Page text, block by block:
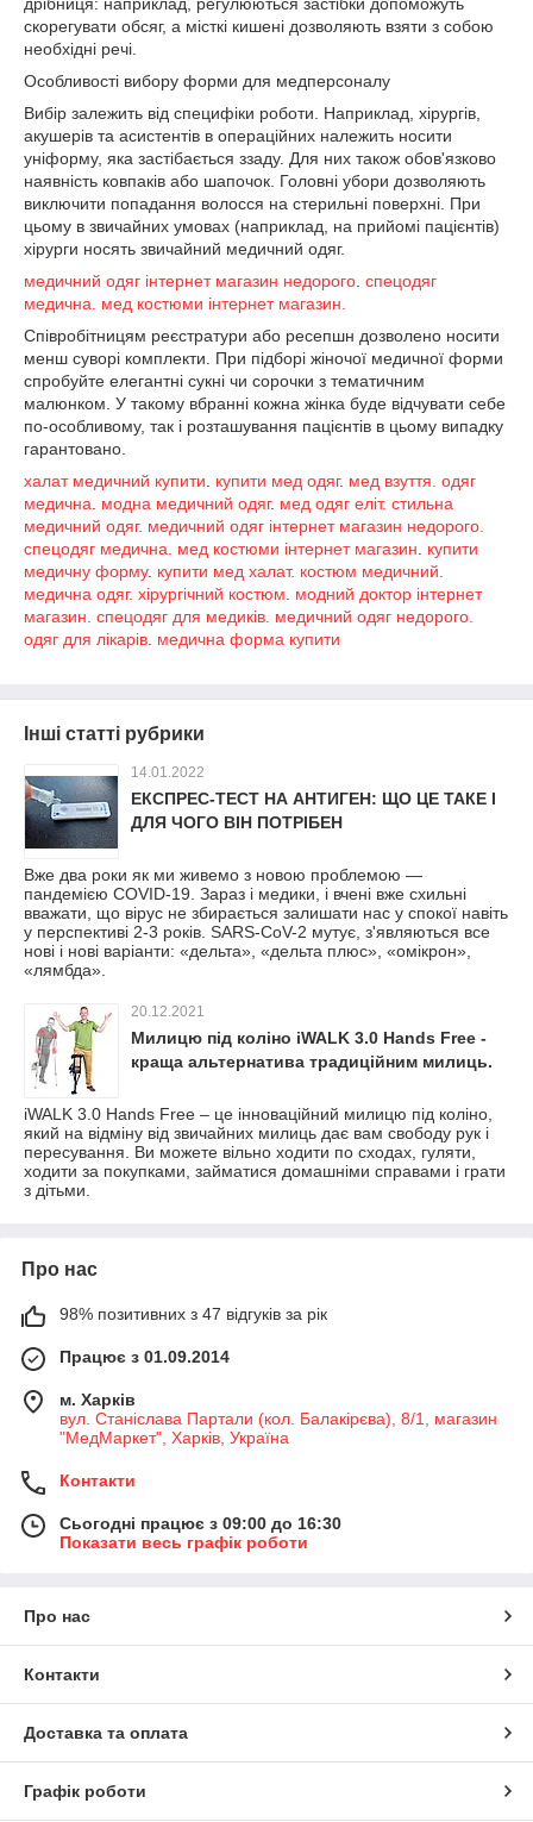
скорегувати обсяг, а місткі кишені дозволяють взяти з собою
необхідні речі.
Особливості вибору форми для медперсоналу
Вибір залежить від специфіки роботи. Наприклад, хірургів,
акушерів та асистентів в операційних належить носити
уніформу, яка застібається ззаду. Для них також обов'язково
наявність ковпаків або шапочок. Головні убори дозволяють
виключити попадання волосся на стерильні поверхні. При
цьому в звичайних умовах (наприклад, на прийомі пацієнтів)
хірурги носять звичайний медичний одяг.
медичний одяг інтернет магазин недорого спецодяг
медична.
мед костюми інтернет магазин.
Співробітницям реєстратури або ресепшн дозволено носити
менш суворі комплекти. При підборі жіночої медичної форми
спробуйте елегантні сукні чи сорочки з тематичним
малюнком. У такому вбранні кожна жінка буде відчувати себе
по-особливому, так і розташування пацієнтів в цьому випадку
гарантовано.
халат медичний купити
купити мед одяг. мед взуття. одяг
медична
модна медичний одяг. мед одяг еліт. стильна
медичний одяг. медичний одяг інтернет магазин недорого.
спецодяг медична. мед костюми інтернет магазин
купити
медичну форму. купити мед халат. костюм медичний.
медична одяг. хірургічний костюм
модний доктор інтернет
магазин. спецодяг для медиків. медичний одяг недорого.
одяг для лікарів медична форма купити
Інші статті рубрики
14.01.2022
ЕКСПРЕС-ТЕСТ НА АНТИГЕН: ЩО ЦЕ ТАКЕ І
ДЛЯ ЧОГО ВІН ПОТРІБЕН
Вже два роки як ми живемо з новою проблемою —
пандемією COVID-19. Зараз і медики, і вчені вже схильні
вважати, що вірус не збирається залишати нас у спокої навіть
у перспективі 2-3 років. SARS-CoV-2 мутує, з'являються все
нові і нові варіанти: «дельта», «дельта плюс», «омікрон»,
«лямбда».
20.12.2021
Милицю під коліно iWALK 3.0 Hands Free -
краща альтернатива традиційним милиць.
iWALK 3.0 Hands Free – це інноваційний милицю під коліно,
який на відміну від звичайних милиць дає вам свободу рук і
пересування. Ви можете вільно ходити по сходах, гуляти,
ходити за покупками, займатися домашніми справами і грати
з дітьми.
Про нас
98% позитивних з 47 відгуків за рік
Працює з 01.09.2014
м. Харків
вул. Станіслава Партали (кол. Балакірєва), 8/1, магазин
"МедМаркет", Харків, Україна
Контакти
Сьогодні працює з 09:00 до 16:30
Показати весь графік роботи
Про нас
Контакти
Доставка та оплата
Графік роботи